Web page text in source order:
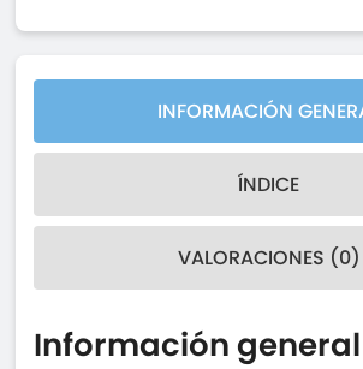
INFORMACIÓN
ÍNDICE
VALORACIONES (0)
Información general